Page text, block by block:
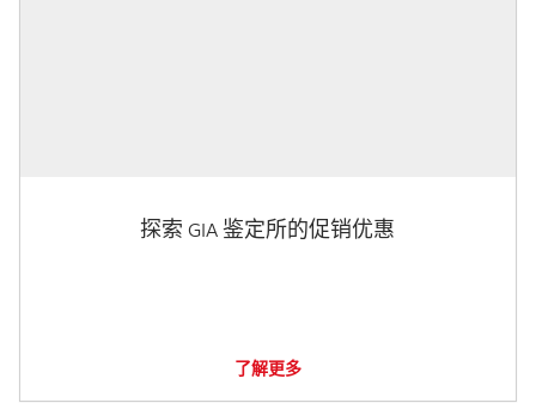
探索 GIA 鉴定所的促销优惠
了解更多